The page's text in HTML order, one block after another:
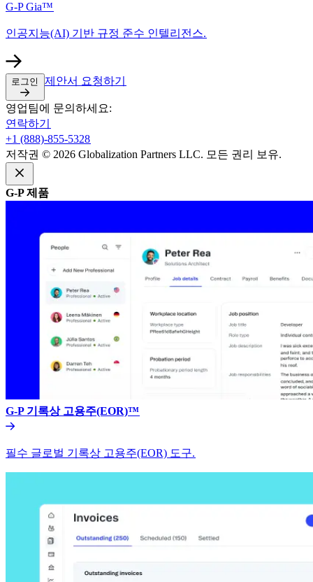
G-P Gia™​​
인공지능(AI) 기반 규정 준수 인텔리전스.​​
로그인​​ 제안서 요청하기​​
영업팀에 문의하세요:​​
연락하기​​
+1 (888)-855-5328​​
저작권 © 2026 Globalization Partners LLC. 모든 권리 보유.​​
G-P 제품​​
G-P 기록상 고용주(EOR)™​​
필수 글로벌 기록상 고용주(EOR) 도구.​​